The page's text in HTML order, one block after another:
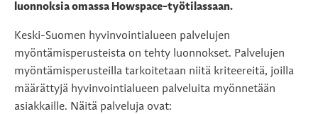
luonnoksia omassa Howspace-työtilassaan.
Keski-Suomen hyvinvointialueen palvelujen
myöntämisperusteista on tehty luonnokset. Palvelujen
myöntämisperusteilla tarkoitetaan niitä kriteereitä, joilla
määrättyjä hyvinvointialueen palveluita myönnetään
asiakkaille. Näitä palveluja ovat: